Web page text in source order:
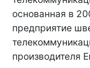
основанная в
предприятие
производителя